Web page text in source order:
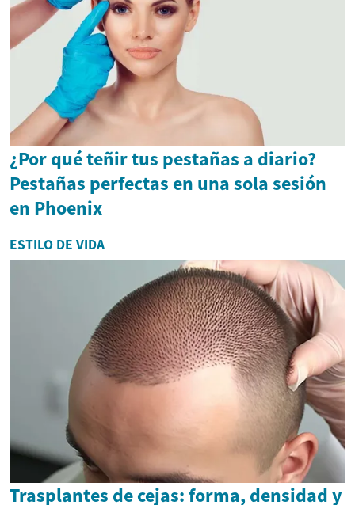
¿Por qué teñir tus pestañas a diario?
Pestañas perfectas en una sola sesión
en Phoenix
ESTILO DE VIDA
Trasplantes de cejas: forma, densidad y